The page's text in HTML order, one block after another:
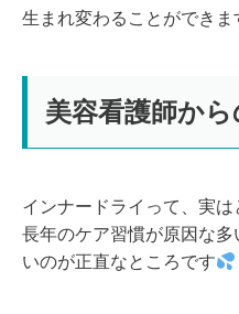
生まれ変わることができま
美容看護師か
インナードライって、実は
長年のケア習慣が原因な
いのが正直なところです